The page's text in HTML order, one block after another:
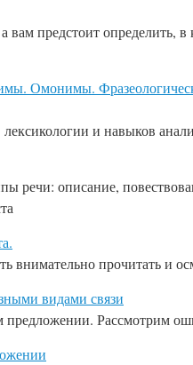
вам предстоит определить,
Омонимы.
и навыков
речи: описание,
внимательно прочитать и
видами связи
предложении. Рассмотрим